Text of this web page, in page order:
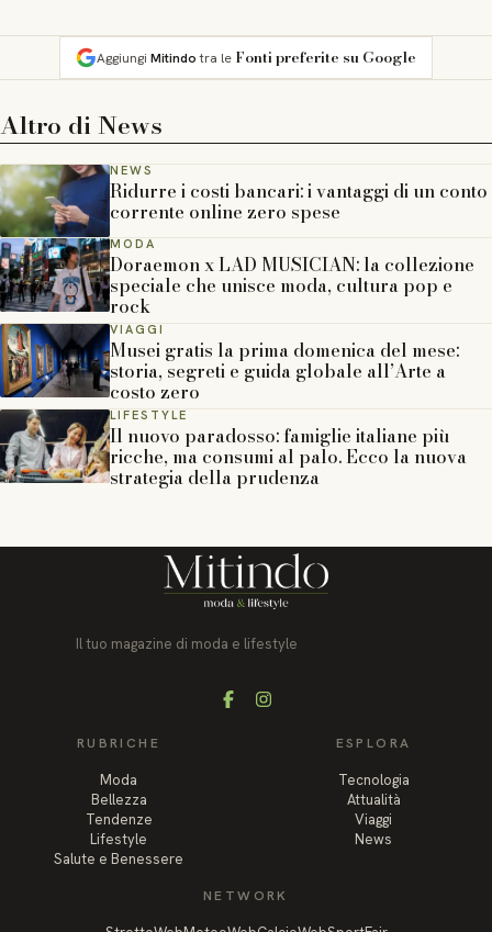
Aggiungi Mitindotra le Fonti preferite su Google
Altro di News
NEWS
Ridurre i costi bancari: i vantaggi di un conto
corrente online zero spese
MODA
Doraemon x LAD MUSICIAN: la collezione
speciale che unisce moda, cultura pop e
rock
VIAGGI
Musei gratis la prima domenica del mese:
storia, segreti e guida globale all’Arte a
costo zero
LIFESTYLE
Il nuovo paradosso: famiglie italiane più
ricche, ma consumi al palo. Ecco la nuova
strategia della prudenza
Il tuo magazine di moda e lifestyle
FacebookInstagram
RUBRICHE
Moda
Bellezza
Tendenze
Lifestyle
Salute e Benessere
ESPLORA
Tecnologia
Attualità
Viaggi
News
NETWORK